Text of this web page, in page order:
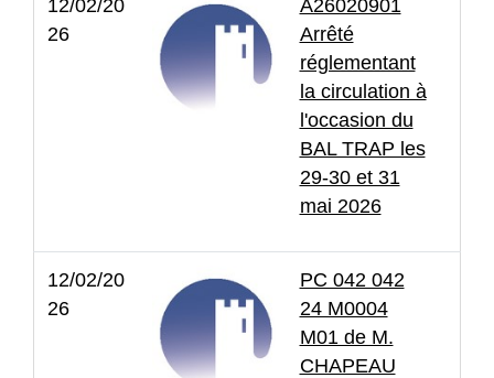
12/02/20
26
A26020901
Arrêté
réglementant
la circulation à
l'occasion du
BAL TRAP les
29-30 et 31
mai 2026
12/02/20
26
PC 042 042
24 M0004
M01 de M.
CHAPEAU